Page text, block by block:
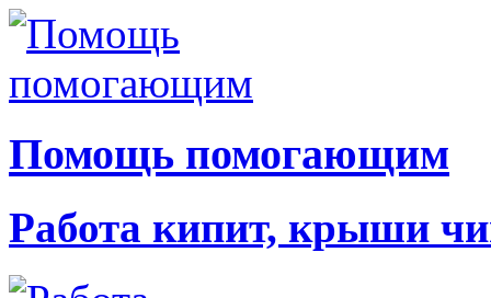
Помощь помогающим
Работа кипит, крыши